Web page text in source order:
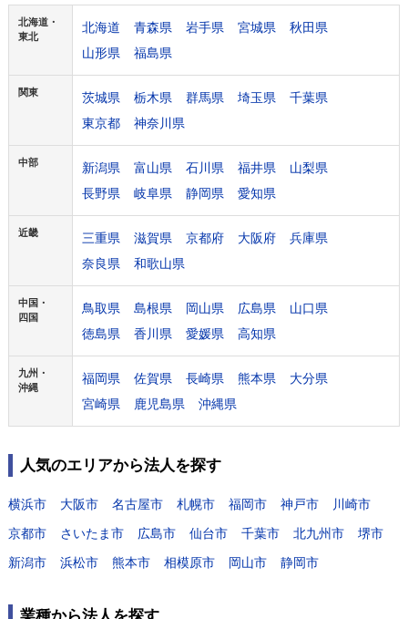
北海道・
東北
北海道 青森県 岩手県 宮城県
秋田県
山形県
福島県
関東 茨城県 栃木県 群馬県 埼玉県
千葉県
東京都
神奈川県
中部 新潟県 富山県 石川県 福井県
山梨県
長野県
岐阜県 静岡県 愛知県
近畿 三重県 滋賀県 京都府 大阪府
兵庫県
奈良県
和歌山県
中国・
四国
鳥取県 島根県 岡山県 広島県
山口県
徳島県
香川県 愛媛県 高知県
九州・
沖縄
福岡県 佐賀県 長崎県 熊本県
大分県
宮崎県
鹿児島県 沖縄県
人気のエリアから法人を探す
横浜市 大阪市 名古屋市 札幌市 福岡市 神戸市
川崎市
京都市
さいたま市 広島市 仙台市 千葉市 北九州市
堺市
新潟市
浜松市 熊本市 相模原市 岡山市 静岡市
業種から法人を探す